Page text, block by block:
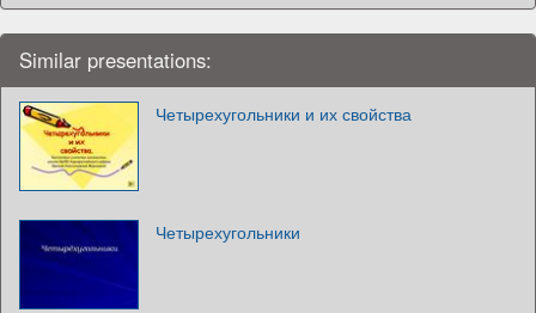
Similar presentations:
Четырехугольники и их свойства
Четырехугольники